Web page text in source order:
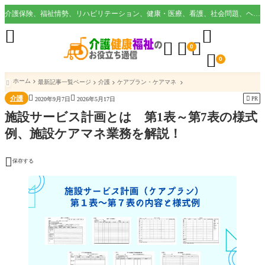
介護保険、福祉情勢、リハビリテーション、健康・医療、看護、社会問題、ヘルスケア業界など様々な切り口から役立つ情報を配信。
  0

 0

 ホーム 最新記事一覧ページ 介護 ケアプラン・ケアマネ
介護  2020年9月7日  2026年5月17日  PR
施設サービス計画とは 第1表～第7表の様式
例、施設ケアマネ業務を解説！
 保存する